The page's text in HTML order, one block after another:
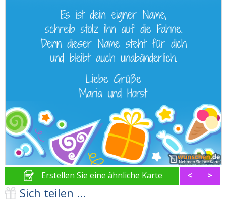
Erstellen Sie eine ähnliche Karte < >
Sich teilen ...